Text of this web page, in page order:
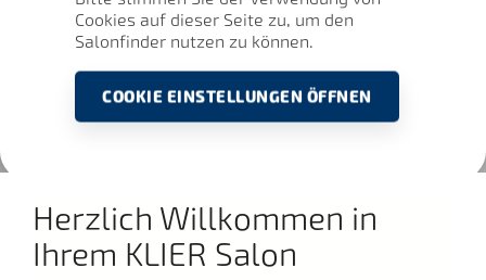
Cookies auf dieser Seite zu, um den
Salonfinder nutzen zu können.
COOKIE EINSTELLUNGEN ÖFFNEN
Herzlich Willkommen in
Ihrem KLIER Salon